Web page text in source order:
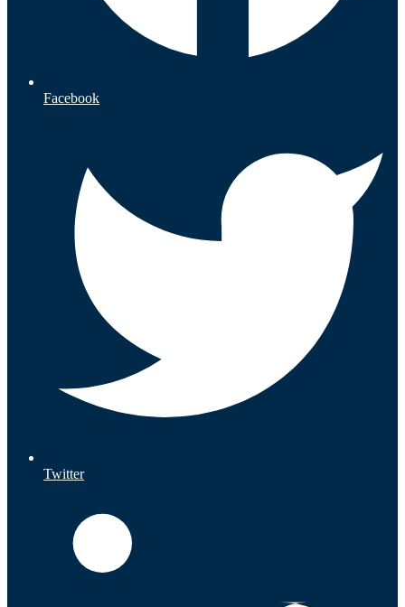
Facebook
Twitter